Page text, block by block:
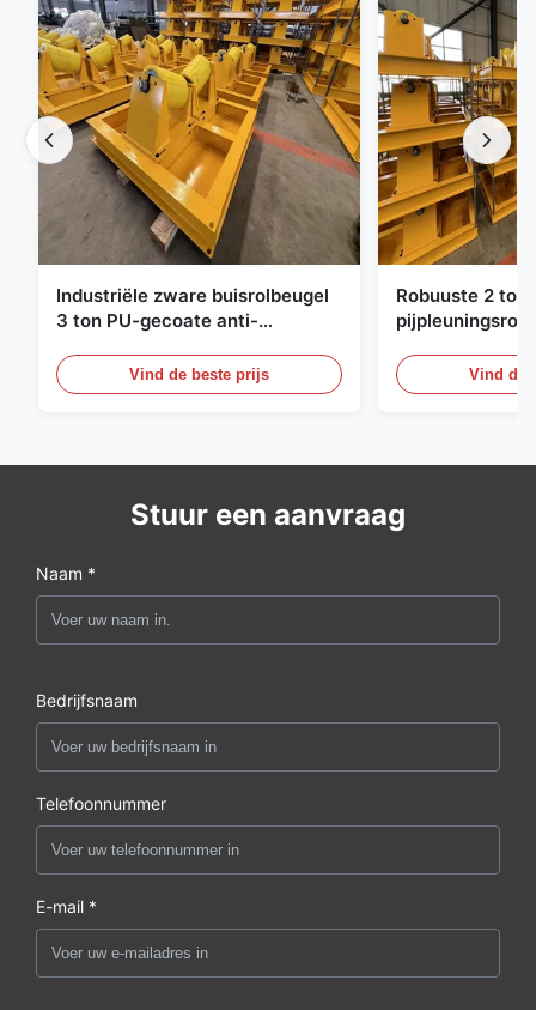
Industriële zware buisrolbeugel
3 ton PU-gecoate anti-
Vind de beste prijs
Robuuste 2 ton
voor pijpleiding
Vind de
Stuur een aanvraag
Naam *
Bedrijfsnaam
Telefoonnummer
E-mail *